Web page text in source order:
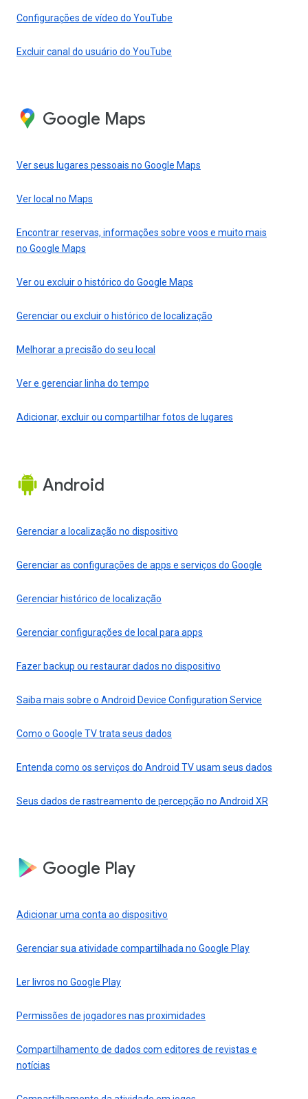
Configurações de vídeo do YouTube
Excluir canal do usuário do YouTube
Google Maps
Ver seus lugares pessoais no Google Maps
Ver local no Maps
Encontrar reservas, informações sobre voos e muito mais
no Google Maps
Ver ou excluir o histórico do Google Maps
Gerenciar ou excluir o histórico de localização
Melhorar a precisão do seu local
Ver e gerenciar linha do tempo
Adicionar, excluir ou compartilhar fotos de lugares
Android
Gerenciar a localização no dispositivo
Gerenciar as configurações de apps e serviços do Google
Gerenciar histórico de localização
Gerenciar configurações de local para apps
Fazer backup ou restaurar dados no dispositivo
Saiba mais sobre o Android Device Configuration Service
Como o Google TV trata seus dados
Entenda como os serviços do Android TV usam seus dados
Seus dados de rastreamento de percepção no Android XR
Google Play
Adicionar uma conta ao dispositivo
Gerenciar sua atividade compartilhada no Google Play
Ler livros no Google Play
Permissões de jogadores nas proximidades
Compartilhamento de dados com editores de revistas e
notícias